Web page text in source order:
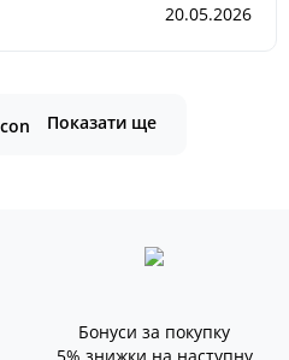
20.05.2026
Показати ще
Бонуси за покупку